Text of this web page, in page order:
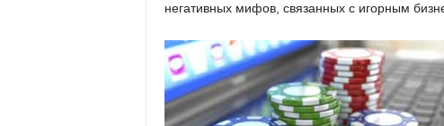
негативных мифов, связанных с игорным